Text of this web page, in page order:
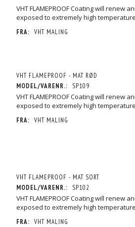
VHT FLAMEPROOF Coating will renew
exposed to extremely high
FRA: VHT MALING
VHT FLAMEPROOF - MAT RØD
MODEL/VARENR.:
SP109
VHT FLAMEPROOF Coating will renew
exposed to extremely high
FRA: VHT MALING
VHT FLAMEPROOF - MAT SORT
MODEL/VARENR.:
SP102
VHT FLAMEPROOF Coating will renew
exposed to extremely high
FRA: VHT MALING